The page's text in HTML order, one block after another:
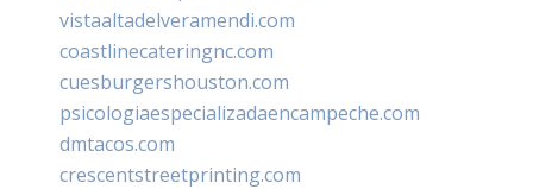
vistaaltadelveramendi.com
coastlinecateringnc.com
cuesburgershouston.com
psicologiaespecializadaencampeche.com
dmtacos.com
crescentstreetprinting.com